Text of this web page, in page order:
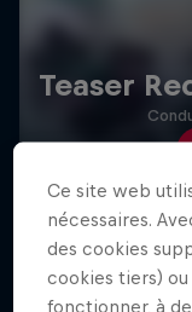
Teaser
Ce site web
nécessaires.
des cookies
cookies tiers)
fonctionner, à